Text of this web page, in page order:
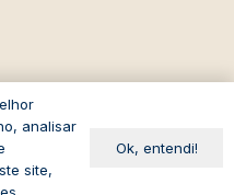
1294
Vista
Paulo – SP
analisar
site,
Ok, entendi!